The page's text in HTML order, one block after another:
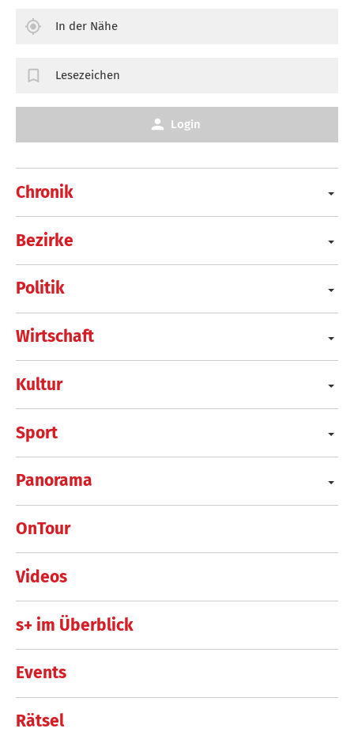
Chronik
Bezirke
Politik
Wirtschaft
Kultur
Sport
Panorama
OnTour
Videos
s+ im Überblick
Events
Rätsel
In der Nähe
Lesezeichen
Login